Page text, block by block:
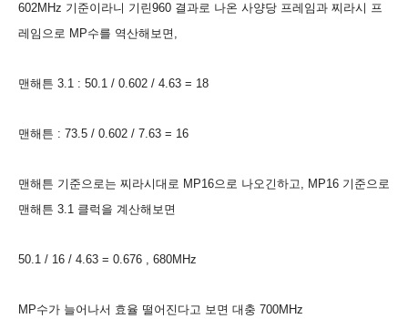
602MHz 기준이라니 기린960 결과로 나온 사양당 프레임과 찌라시 프
레임으로 MP수를 역산해보면,
맨해튼 3.1 : 50.1 / 0.602 / 4.63 = 18
맨해튼 : 73.5 / 0.602 / 7.63 = 16
맨해튼 기준으로는 찌라시대로 MP16으로 나오긴하고, MP16 기준으로
맨해튼 3.1 클럭을 계산해보면
50.1 / 16 / 4.63 = 0.676 , 680MHz
MP수가 늘어나서 효율 떨어진다고 보면 대충 700MHz